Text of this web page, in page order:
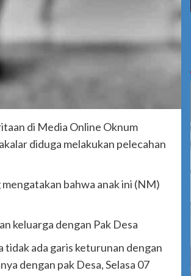
di Media Online Oknum
diduga melakukan pelecahan
bahwa anak ini (NM)
keluarga dengan Pak Desa
tidak ada garis keturunan dengan
dengan pak Desa, Selasa 07